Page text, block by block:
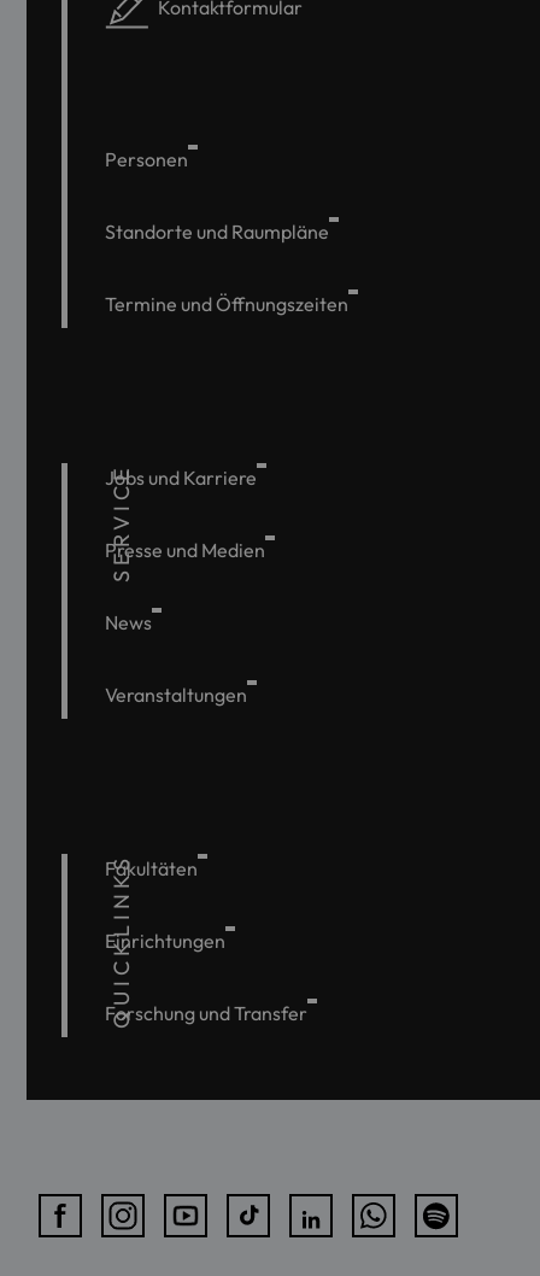
Kontaktformular
Personen
Standorte und Raumpläne
Termine und Öffnungszeiten
SERVICE
Jobs und Karriere
Presse und Medien
News
Veranstaltungen
QUICKLINKS
Fakultäten
Einrichtungen
Forschung und Transfer